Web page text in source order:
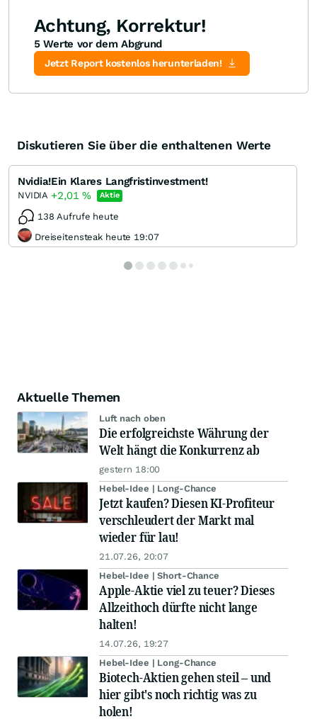
Achtung, Korrektur!
5 Werte vor dem Abgrund
Jetzt Report kostenlos herunterladen!
Diskutieren Sie über die enthaltenen Werte
Nvidia!Ein Klares Langfristinvestment!
NVIDIA +2,01% Aktie
138 Aufrufe heute
Dreiseitensteak heute 19:07
Aktuelle Themen
Luft nach oben
Die erfolgreichste Währung der
Welt hängt die Konkurrenz ab
gestern 18:00
Hebel-Idee | Long-Chance
Jetzt kaufen? Diesen KI-Profiteur
verschleudert der Markt mal
wieder für lau!
21.07.26, 20:07
Hebel-Idee | Short-Chance
Apple-Aktie viel zu teuer? Dieses
Allzeithoch dürfte nicht lange
halten!
14.07.26, 19:27
Hebel-Idee | Long-Chance
Biotech-Aktien gehen steil – und
hier gibt's noch richtig was zu
holen!